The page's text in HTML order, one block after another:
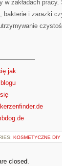
w zakładach
bakterie i zarazki
jak
KOSMETYCZNE DIY
closed.